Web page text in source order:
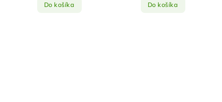
Do košíka Do košíka